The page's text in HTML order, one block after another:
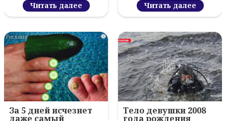
Читать далее Читать далее
i
За 5 дней исчезнет
даже самый
Тело девушки 2008
года рождения